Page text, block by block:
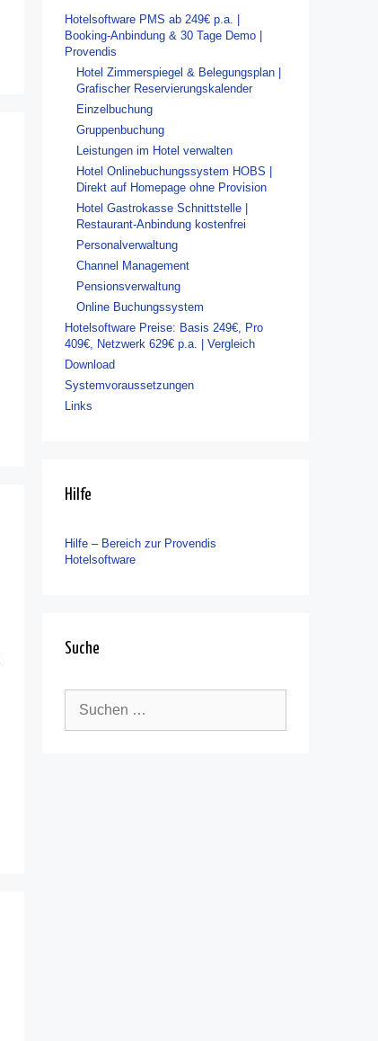
Hotelsoftware PMS ab 249€ p.a. |
Booking-Anbindung & 30 Tage Demo |
Provendis
Hotel Zimmerspiegel & Belegungsplan |
Grafischer Reservierungskalender
Einzelbuchung
Gruppenbuchung
Leistungen im Hotel verwalten
Hotel Onlinebuchungssystem HOBS |
Direkt auf Homepage ohne Provision
Hotel Gastrokasse Schnittstelle |
Restaurant-Anbindung kostenfrei
Personalverwaltung
Channel Management
Pensionsverwaltung
Online Buchungssystem
Hotelsoftware Preise: Basis 249€, Pro
409€, Netzwerk 629€ p.a. | Vergleich
Download
Systemvoraussetzungen
Links
Hilfe
Hilfe – Bereich zur Provendis
Hotelsoftware
Suche
nach: